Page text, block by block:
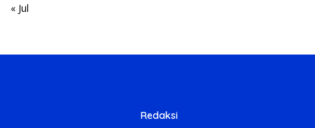
« Jul
Redaksi